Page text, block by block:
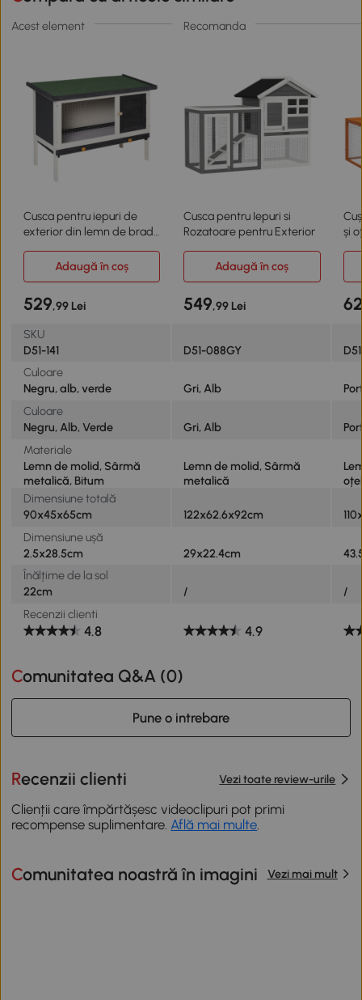
Acest element Recomanda
Cusca pentru iepuri de
exterior din lemn de brad
Cusca pentru Iepuri si
Rozatoare pentru Exterior
și
Adaugă în coș Adaugă în coș
529,99 Lei 549,99 Lei
SKU
D51-141
D51-088GY
Culoare
Negru, alb, verde
Gri, Alb
Culoare
Negru, Alb, Verde
Gri, Alb
Materiale
Lemn de molid, Sârmă
metalică, Bitum
Lemn de molid, Sârmă
metalică
Dimensiune totală
90x45x65cm
122x62.6x92cm
Dimensiune ușă
2.5x28.5cm
29x22.4cm
Înălțime de la sol
22cm
/
/
Recenzii clienti
4.8 4.9
Comunitatea Q&A (0)
Pune o intrebare
Recenzii clienti Vezi toate review-urile
Clienții care împărtășesc videoclipuri pot primi
recompense suplimentare. Află mai multe
Comunitatea noastră în imagini Vezi mai mult